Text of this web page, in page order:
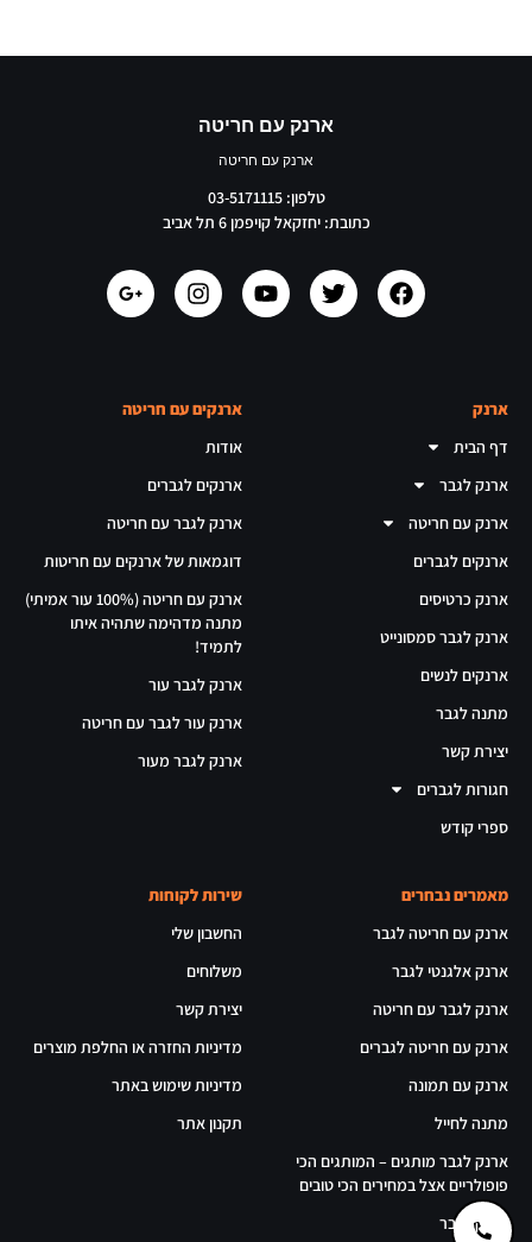
ארנק עם חריטה
ארנק עם חריטה
טלפון: 03-5171115
כתובת: יחזקאל קויפמן 6 תל אביב
ארנק
דף הבית
ארנק לגבר
ארנק עם חריטה
ארנקים לגברים
ארנק כרטיסים
ארנק לגבר סמסונייט
ארנקים לנשים
מתנה לגבר
יצירת קשר
חגורות לגברים
ספרי קודש
ארנקים עם חריטה
אודות
ארנקים לגברים
ארנק לגבר עם חריטה
דוגמאות של ארנקים עם חריטות
ארנק עם חריטה (100% עור אמיתי)
מתנה מדהימה שתהיה איתו
לתמיד!
ארנק לגבר עור
ארנק עור לגבר עם חריטה
ארנק לגבר מעור
מאמרים נבחרים
ארנק עם חריטה לגבר
ארנק אלגנטי לגבר
ארנק לגבר עם חריטה
ארנק עם חריטה לגברים
ארנק עם תמונה
מתנה לחייל
ארנק לגבר מותגים – המותגים הכי
פופולריים אצל במחירים הכי טובים
ארנק לגבר
שירות לקוחות
החשבון שלי
משלוחים
יצירת קשר
מדיניות החזרה או החלפת מוצרים
מדיניות שימוש באתר
תקנון אתר